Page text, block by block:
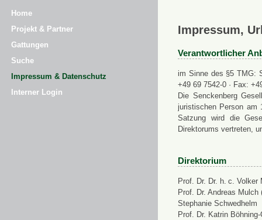
Home
Projekt & Partner
Gattungen
Suche
Impressum & Datenschutz
Interner Login
Impressum,
Verantwortlicher
im Sinne des §5 TMG:
+49 69 7542-0 · Fax:
Die Senckenberg
juristischen Person am
Satzung wird die
Direktorums vertreten,
Direktorium
Prof. Dr. Dr. h. c. Volker
Prof. Dr. Andreas
Stephanie Schwedhelm
Prof. Dr. Katrin